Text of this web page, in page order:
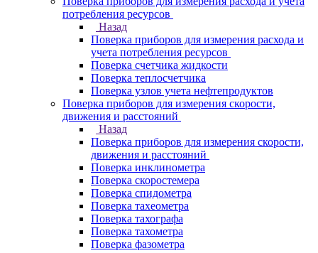
потребления ресурсов
Назад
Поверка приборов для измерения расхода и
учета потребления ресурсов
Поверка счетчика жидкости
Поверка теплосчетчика
Поверка узлов учета нефтепродуктов
Поверка приборов для измерения скорости,
движения и расстояний
Назад
Поверка приборов для измерения скорости,
движения и расстояний
Поверка инклинометра
Поверка скоростемера
Поверка спидометра
Поверка тахеометра
Поверка тахографа
Поверка тахометра
Поверка фазометра